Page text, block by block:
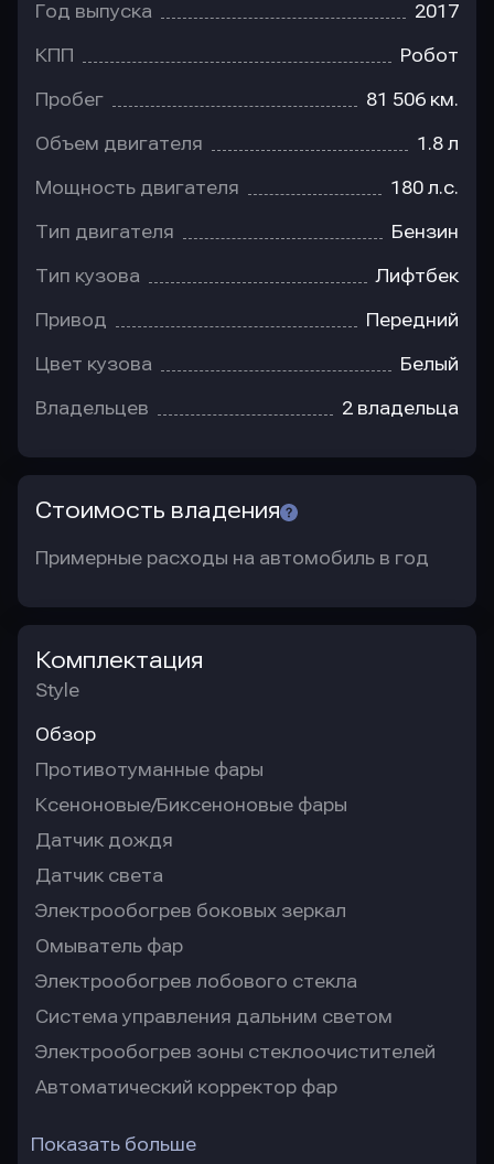
Год выпуска 2017
КПП Робот
Пробег 81 506 км.
Объем двигателя 1.8 л
Мощность двигателя 180 л.с.
Тип двигателя Бензин
Тип кузова Лифтбек
Привод Передний
Цвет кузова Белый
Владельцев 2 владельца
Стоимость владения
Примерные расходы на автомобиль в год
Комплектация
Style
Обзор
Противотуманные фары
Ксеноновые/Биксеноновые фары
Датчик дождя
Датчик света
Электрообогрев боковых зеркал
Омыватель фар
Электрообогрев лобового стекла
Система управления дальним светом
Электрообогрев зоны стеклоочистителей
Автоматический корректор фар
Показать больше